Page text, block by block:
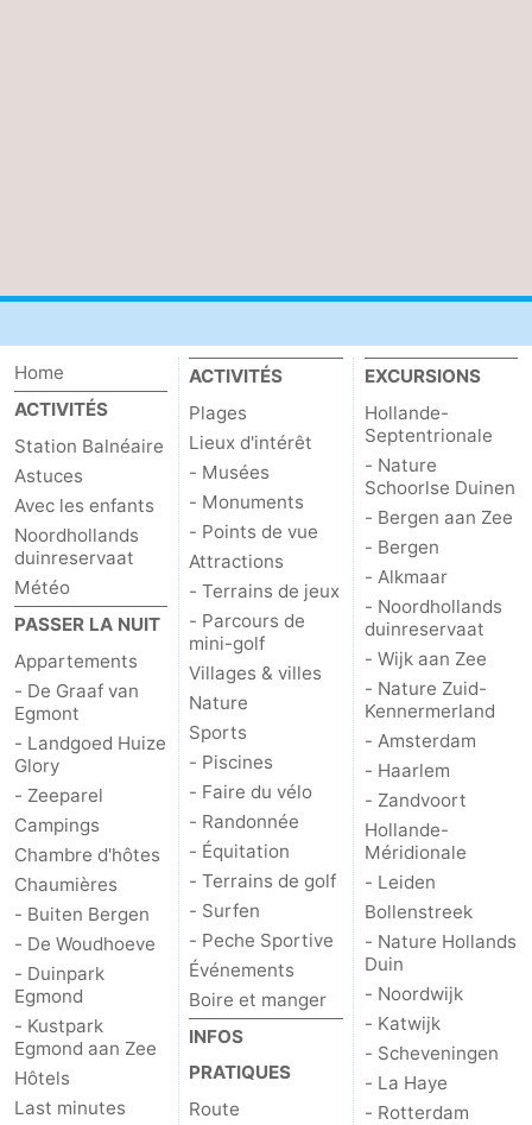
Home
ACTIVITÉS
Station Balnéaire
Astuces
Avec les enfants
Noordhollands
duinreservaat
Météo
PASSER LA NUIT
Appartements
- De Graaf van
Egmont
- Landgoed Huize
Glory
- Zeeparel
Campings
Chambre d'hôtes
Chaumières
- Buiten Bergen
- De Woudhoeve
- Duinpark
Egmond
- Kustpark
Egmond aan Zee
Hôtels
Last minutes
ACTIVITÉS
Plages
Lieux d'intérêt
- Musées
- Monuments
- Points de vue
Attractions
- Terrains de jeux
- Parcours de
mini-golf
Villages & villes
Nature
Sports
- Piscines
- Faire du vélo
- Randonnée
- Équitation
- Terrains de golf
- Surfen
- Peche Sportive
Événements
Boire et manger
INFOS
PRATIQUES
Route
EXCURSIONS
Hollande-
Septentrionale
- Nature
Schoorlse Duinen
- Bergen aan Zee
- Bergen
- Alkmaar
- Noordhollands
duinreservaat
- Wijk aan Zee
- Nature Zuid-
Kennermerland
- Amsterdam
- Haarlem
- Zandvoort
Hollande-
Méridionale
- Leiden
Bollenstreek
- Nature Hollands
Duin
- Noordwijk
- Katwijk
- Scheveningen
- La Haye
- Rotterdam